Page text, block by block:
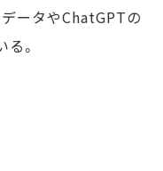
ータやChatGPTの
る。